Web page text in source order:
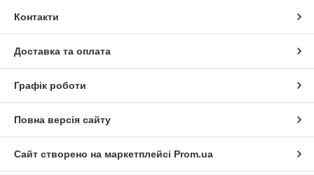
Контакти
Доставка та оплата
Графік роботи
Повна версія сайту
Сайт створено на маркетплейсі Prom.ua